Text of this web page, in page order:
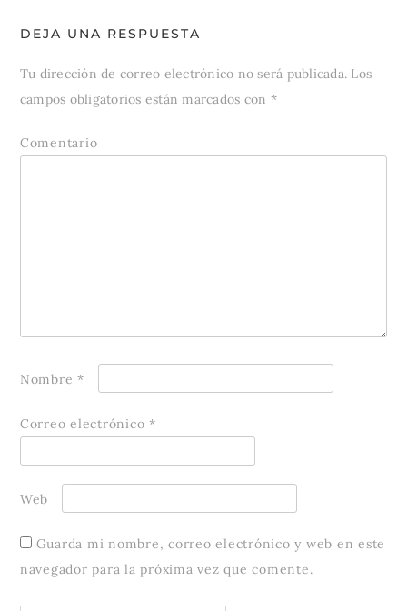
DEJA UNA RESPUESTA
Tu dirección de correo electrónico no será publicada. Los
campos obligatorios están marcados con *
Comentario
Nombre*
Correo electrónico*
Web
Guarda mi nombre, correo electrónico y web en este
navegador para la próxima vez que comente.